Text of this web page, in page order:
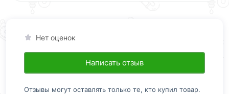
Нет оценок
Написать отзыв
Отзывы могут оставлять только те, кто купил товар.